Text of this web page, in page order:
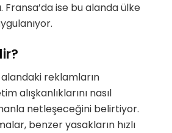
Fransa’da ise bu alanda ülke
reklamların
alışkanlıklarını nasıl
netleşeceğini belirtiyor.
benzer yasakların hızlı